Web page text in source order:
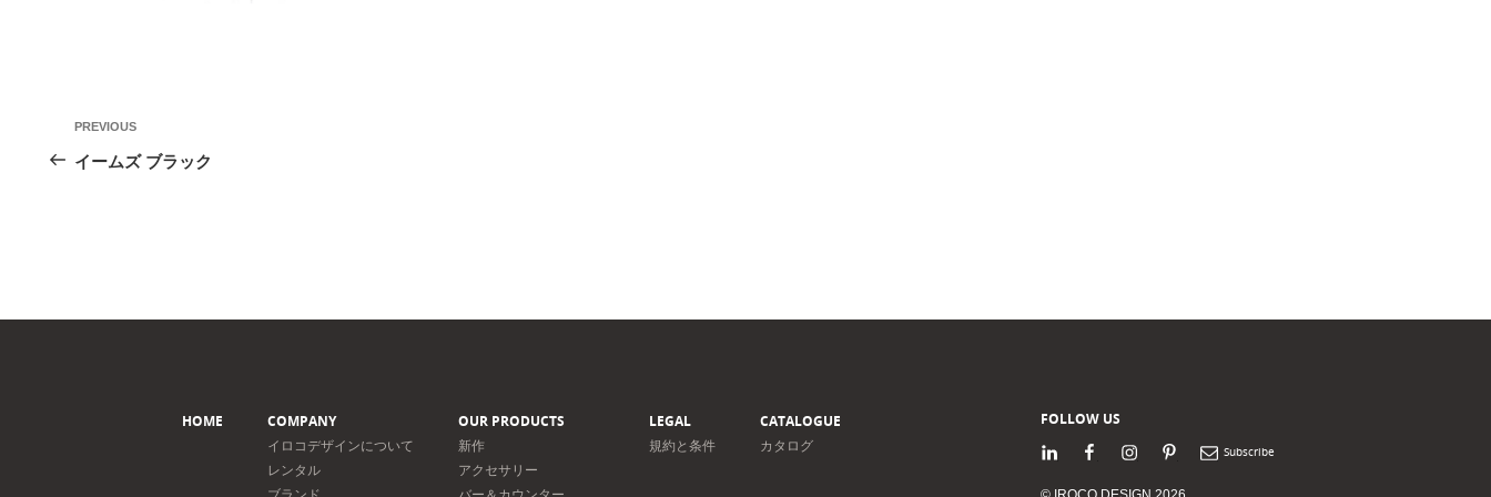
投
稿
シ
Previous
Post
PREVIOUS
イームズ ブラック
HOME
COMPANY
イロコデザインについて
レンタル
OUR PRODUCTS
新作
アクセサリー
LEGAL
規約と条件
CATALOGUE
カタログ
FOLLOW US
LinkedInFacebookInstagramPinterestNewsletter